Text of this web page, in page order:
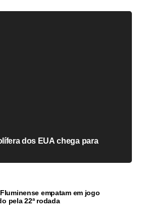
dos EUA chega para
empatam em jogo
pela 22ª rodada